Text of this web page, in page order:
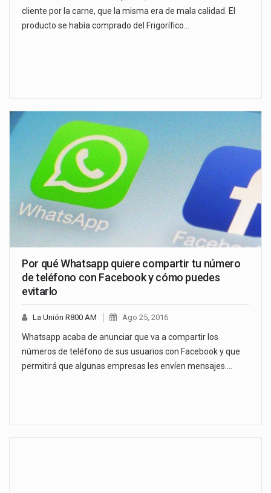
cliente por la carne, que la misma era de mala calidad. El
producto se había comprado del Frigorífico…
Por qué Whatsapp quiere compartir tu número
de teléfono con Facebook y cómo puedes
evitarlo
La Unión R800 AM Ago 25, 2016
Whatsapp acaba de anunciar que va a compartir los
números de teléfono de sus usuarios con Facebook y que
permitirá que algunas empresas les envíen mensajes.…